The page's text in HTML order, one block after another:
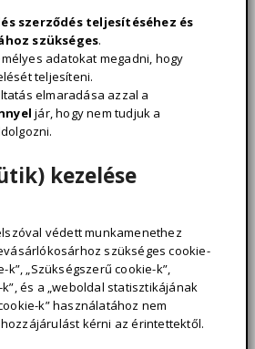
szerződés teljesítéséhez és
szükséges.
adatokat megadni, hogy
teljesíteni.
elmaradása azzal a
jár, hogy nem tudjuk a
kezelése
védett munkamenethez
szükséges cookie-
k”, „Szükségszerű cookie-k”,
és a „weboldal statisztikájának
k” használatához nem
kérni az érintettektől.